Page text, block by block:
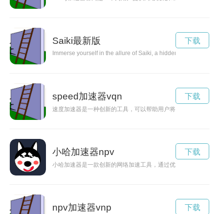
Saiki最新版
Immerse yourself in the allure of Saiki, a hidden gem nestled
下载
speed加速器vqn
速度加速器是一种创新的工具，可以帮助用户将电脑的速度提
下载
小哈加速器npv
小哈加速器是一款创新的网络加速工具，通过优化网络连接，
下载
npv加速器vnp 下载